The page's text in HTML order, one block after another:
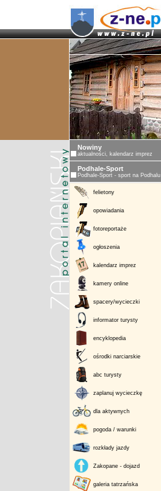
Nowiny
aktualności, kalendarz imprez
Podhale-Sport
Podhale-Sport - sport na Podhalu
felietony
opowiadania
fotoreportaże
ogłoszenia
kalendarz imprez
kamery online
spacery/wycieczki
informator turysty
encyklopedia
ośrodki narciarskie
abc turysty
zaplanuj wycieczkę
dla aktywnych
pogoda / warunki
rozkłady jazdy
Zakopane - dojazd
galeria tatrzańska